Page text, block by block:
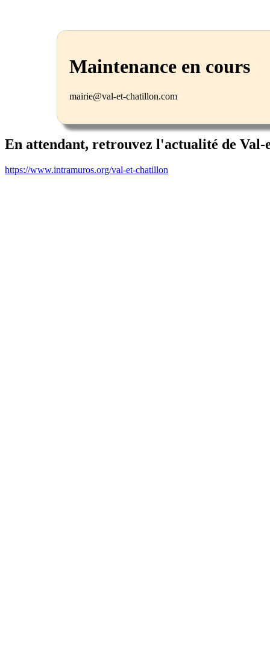
Maintenance en cours
mairie@val-et-chatillon.com
En attendant, retrouvez l'actualité de
https://www.intramuros.org/val-et-chatillon